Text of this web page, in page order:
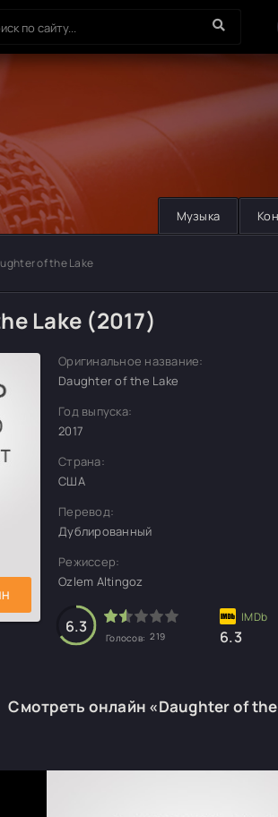
Музыка
of the Lake
Lake (2017)
Оригинальное название:
Daughter of the Lake
Год выпуска:
2017
Страна:
США
Перевод:
Дублированный
Режиссер:
Ozlem Altingoz
6.3
Голосов: 219 6.3
Смотреть онлайн «Daughter of